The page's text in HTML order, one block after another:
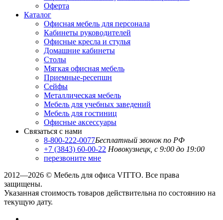
Оферта
Каталог
Офисная мебель для персонала
Кабинеты руководителей
Офисные кресла и стулья
Домашние кабинеты
Столы
Мягкая офисная мебель
Приемные-ресепшн
Сейфы
Металлическая мебель
Мебель для учебных заведений
Мебель для гостиниц
Офисные аксессуары
Связаться с нами
8-800-222-0077Бесплатный звонок по РФ
+7 (3843) 60-00-22 Новокузнецк, с 9:00 до 19:00
перезвоните мне
2012—2026 © Мебель для офиса VITTO. Все права
защищены.
Указанная стоимость товаров действительна по состоянию на
текущую дату.